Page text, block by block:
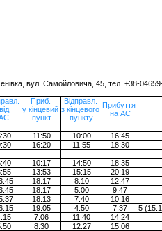
вул. Самойловича, 45, тел. +38-
від
Приб.
у кінцевий
пункт
Відправл.
з кінцевого
пункту
Прибуття
на АС
11:50 10:00 16:45
16:20 11:55 18:30
10:17 14:50 18:35
13:53 15:15 20:19
18:17 8:10 12:47
18:17 5:00 9:47
18:13 7:40 10:16
19:05 4:50 7:37
5
7:06 11:40 14:24
8:30 12:27 15:06